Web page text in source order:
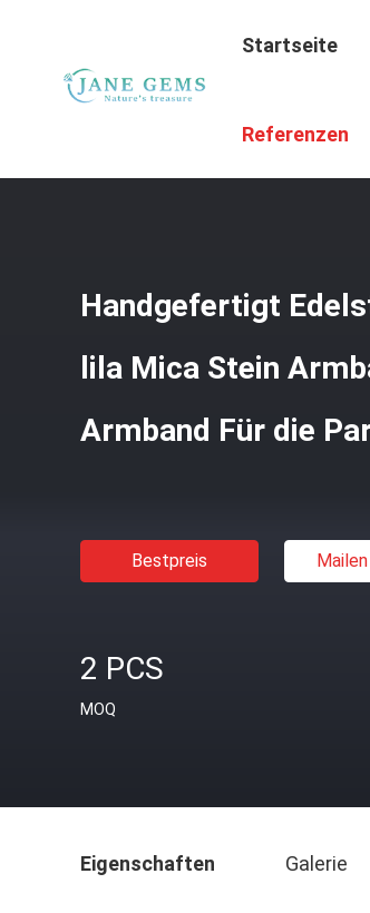
Startseite
Referenzen
Handgefertigt
lila Mica Stein
Armband Für die
Bestpreis
2 PCS
MOQ
Eigenschaften Galerie